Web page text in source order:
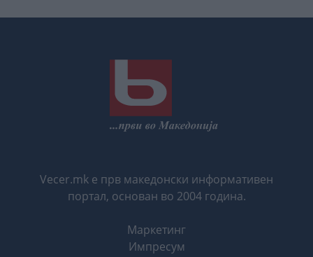
Vecer.mk е прв македонски информативен
портал, основан во 2004 година.
Маркетинг
Импресум